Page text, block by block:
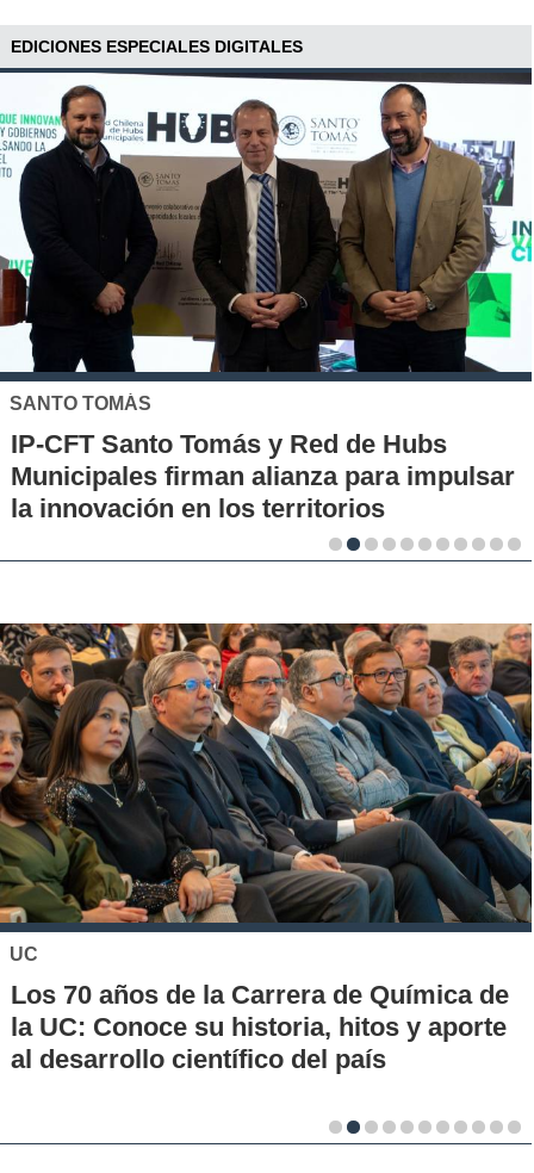
EDICIONES ESPECIALES DIGITALES
SANTO TOMÁS
IP-CFT Santo Tomás y Red de Hubs
Municipales firman alianza para impulsar
la innovación en los territorios
UC
Los 70 años de la Carrera de Química de
la UC: Conoce su historia, hitos y aporte
al desarrollo científico del país